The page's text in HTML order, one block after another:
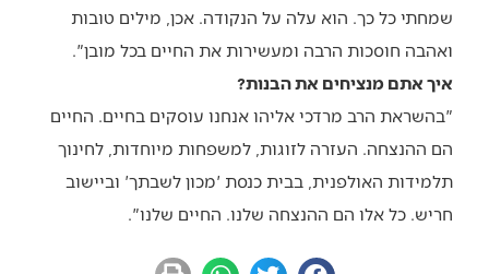
שמחתי כל כך. הוא עלה על הנקודה. אכן, מילים טובות
ואהבה חוסכות הרבה ומעשירות את החיים בכל מובן".
איך אתם מנציחים את הבנות?
"בהשראת הרב מרדכי אליהו אנחנו עוסקים בחיים. החיים
הם ההנצחה. העזרה לזוגות, למשפחות מיוחדות, לחינוך
תלמידות האולפנית, בבית כנסת 'מכון לשבתך' וביישוב
חריש. כל אלו הם ההנצחה שלנו. החיים שלנו".